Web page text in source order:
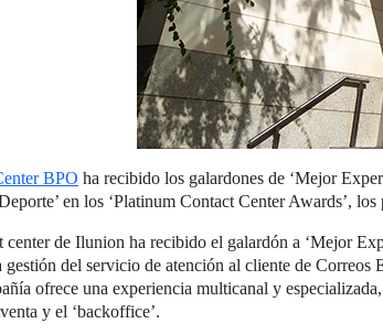
BPO ha recibido los galardones de ‘Mejor
en los ‘Platinum Contact Center Awards’,
center de Ilunion ha recibido el galardón a ‘Mejor
gestión del servicio de atención al cliente de Correos
ofrece una experiencia multicanal y
y el ‘backoffice’.